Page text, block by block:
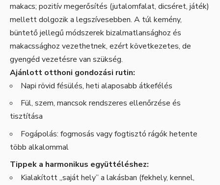
makacs; pozitív megerősítés (jutalomfalat, dicséret, játék)
mellett dolgozik a legszívesebben. A túl kemény,
büntető jellegű módszerek bizalmatlansághoz és
makacssághoz vezethetnek, ezért következetes, de
gyengéd vezetésre van szükség.
Ajánlott otthoni gondozási rutin:
Napi rövid fésülés, heti alaposabb átkefélés
Fül, szem, mancsok rendszeres ellenőrzése és
tisztítása
Fogápolás: fogmosás vagy fogtisztó rágók hetente
több alkalommal
Tippek a harmonikus együttéléshez:
Kialakított „saját hely” a lakásban (fekhely, kennel,